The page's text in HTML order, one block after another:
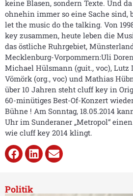
keine Blasen, sondern Texte. Und
ohnehin immer so eine Sache sind,
let the music do the talking. Von
key zusammen, heute leben die
das östliche Ruhrgebiet,
Mecklenburg-Vorpommern:Uli
Michael Hülsmann (guit., voc), Lutz
Vömörk (org., voc) und Mathias
über 10 Jahren steht cluff key in
60-minütiges Best-Of-Konzert
Bühne ! Am Sonntag, 18.05.2014
Uhr im Sunderaner „Metropol“
wie cluff key 2014 klingt.
Politik